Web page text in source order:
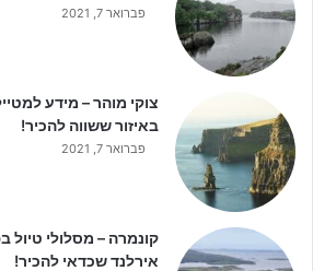
פברואר 7, 2021
צוקי מוהר – מידע
באיזור ששווה להכיר!
פברואר 7, 2021
קונמרה – מסלולי
אירלנד שכדאי להכיר!